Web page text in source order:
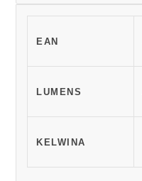
EAN
LUMENS
KELWINA